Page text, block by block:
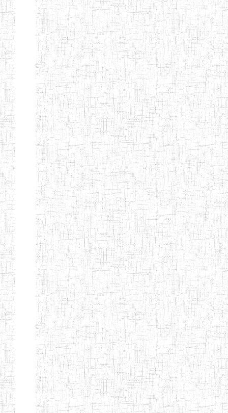
Denomination Création Type
ENIEG DE
MBALMAYO
01/08/2000 ENIEG
ENIEG DE
YOKADOUMA
11/07/2012 ENIEG
ENIEG
D'ABONG
MBANG
10/07/1983 ENIEG
ENIEG DE
BATOURI
12/06/2001 ENIEG
ENBIEG DE
BERTOUA
01/08/2001 ENIEG
ENIET DE
BERTOUA
01/08/2012 ENIET
ENIET DE
MAROUA
13/08/2013 ENIET
ENBIEG DE
MAROUA
01/01/1965 ENIEG
ENIEG DE
01/09/1997 ENIEG